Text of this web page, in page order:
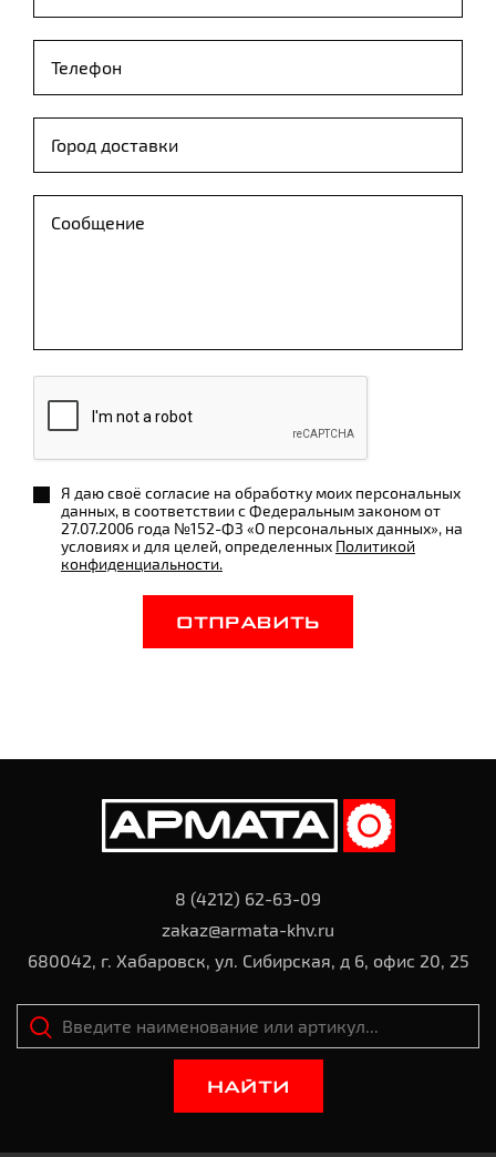
Я даю своё согласие на обработку моих персональных
данных, в соответствии с Федеральным законом от
27.07.2006 года №152-ФЗ «О персональных данных», на
условиях и для целей, определенных Политикой
конфиденциальности.
ОТПРАВИТЬ
8 (4212) 62-63-09
zakaz@armata-khv.ru
680042, г. Хабаровск, ул. Сибирская, д 6, офис 20, 25
НАЙТИ